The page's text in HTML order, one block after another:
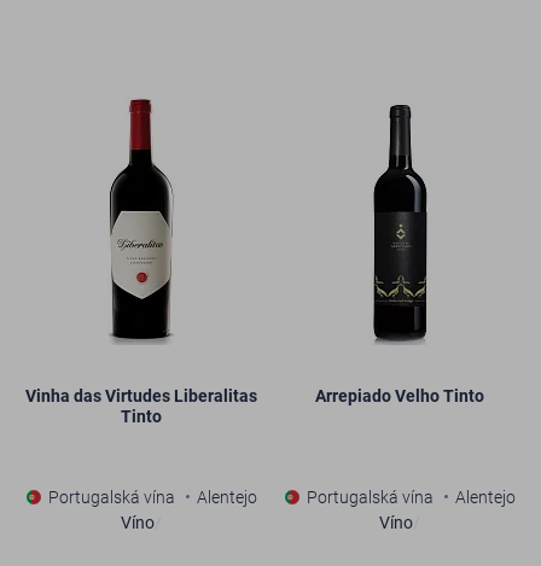
Vinha das Virtudes Liberalitas
Tinto
Portugalská vína
Alentejo
Víno
Arrepiado Velho Tinto
Portugalská vína
Alentejo
Víno